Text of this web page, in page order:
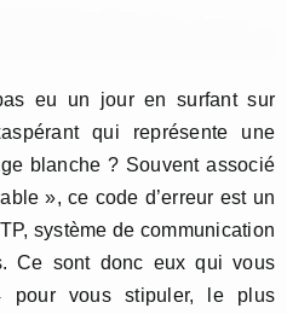
eu un jour en surfant sur
qui représente une
blanche ? Souvent associé
», ce code d’erreur est un
système de communication
Ce sont donc eux qui vous
pour vous stipuler, le plus